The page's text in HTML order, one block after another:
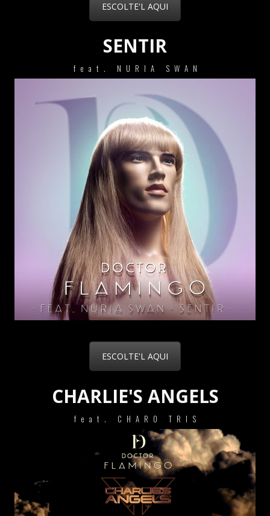
ESCOLTE'L AQUI
SENTIR
feat. NURIA SWAN
ESCOLTE'L AQUI
CHARLIE'S ANGELS
feat. CHARO TRIS